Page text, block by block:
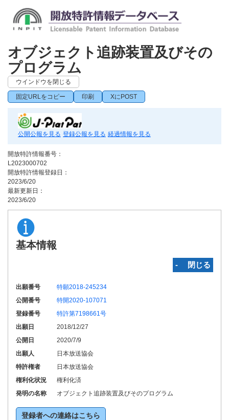
オブジェクト追跡装置及びその
プログラム
ウインドウを閉じる
固定URLをコピー 印刷 XにPOST
公開公報を見る 登録公報を見る 経過情報を見る
開放特許情報番号：
L2023000702
開放特許情報登録日：
2023/6/20
最新更新日：
2023/6/20
基本情報
‐ 閉じる
出願番号
特願2018-245234
公開番号
特開2020-107071
登録番号
特許第7198661号
出願日
2018/12/27
公開日
2020/7/9
出願人
日本放送協会
特許権者
日本放送協会
権利化状況
権利化済
発明の名称
オブジェクト追跡装置及びそのプログラム
登録者への連絡はこちら